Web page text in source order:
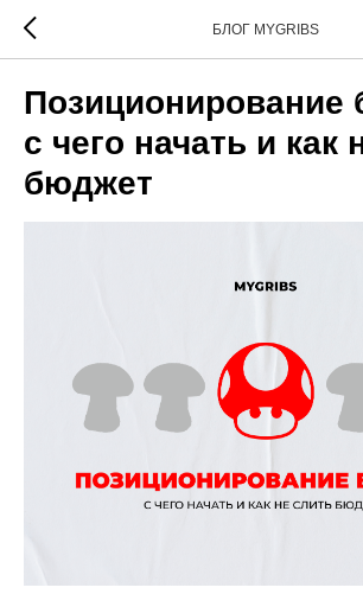
БЛОГ MYGRIBS
Позиционирование
с чего начать и как
бюджет